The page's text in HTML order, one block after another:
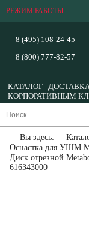
РЕЖИМ РАБОТЫ
8 (495) 108-24-45
8 (800) 777-82-57
КАТАЛОГ
КОРПОРАТИВНЫМ
Вы здесь:
Оснастка для УШМ
Диск отрезной
616343000